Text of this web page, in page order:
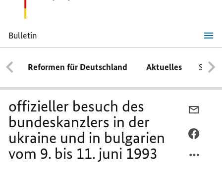
Bulletin
offizieller
besuch
des
bundeskanzlers
in
der
ukraine
und
in
bulgarien
vom
9.
bis
11.
juni
Reformen für Deutschland Aktuelles
offizieller besuch des
bundeskanzlers in der
ukraine und in bulgarien
vom 9. bis 11. juni 1993